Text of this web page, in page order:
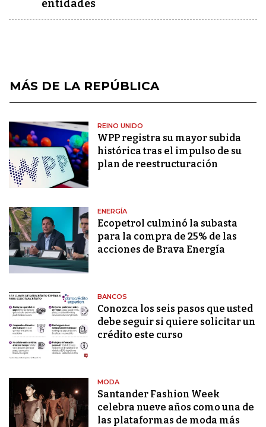
entidades
MÁS DE LA REPÚBLICA
REINO UNIDO
WPP registra su mayor subida
histórica tras el impulso de su
plan de reestructuración
ENERGÍA
Ecopetrol culminó la subasta
para la compra de 25% de las
acciones de Brava Energía
BANCOS
Conozca los seis pasos que usted
debe seguir si quiere solicitar un
crédito este curso
MODA
Santander Fashion Week
celebra nueve años como una de
las plataformas de moda más